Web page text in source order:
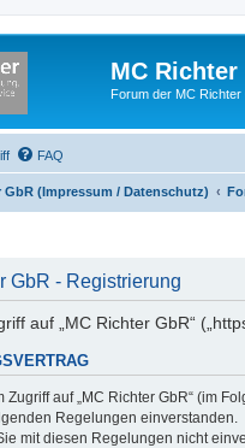
MC Richter
Forum der MC Richter
FAQ
GbR (Impressum / Datenschutz)
GbR - Registrierung
auf „MC Richter GbR“
Zugriff auf „MC Richter GbR“ (im
Regelungen einverstanden.
mit diesen Regelungen nicht